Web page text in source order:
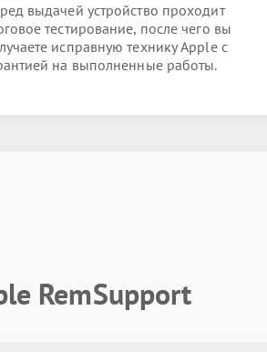
выдачей устройство проходит
тестирование, после чего вы
исправную технику Apple с
на выполненные работы.
RemSupport